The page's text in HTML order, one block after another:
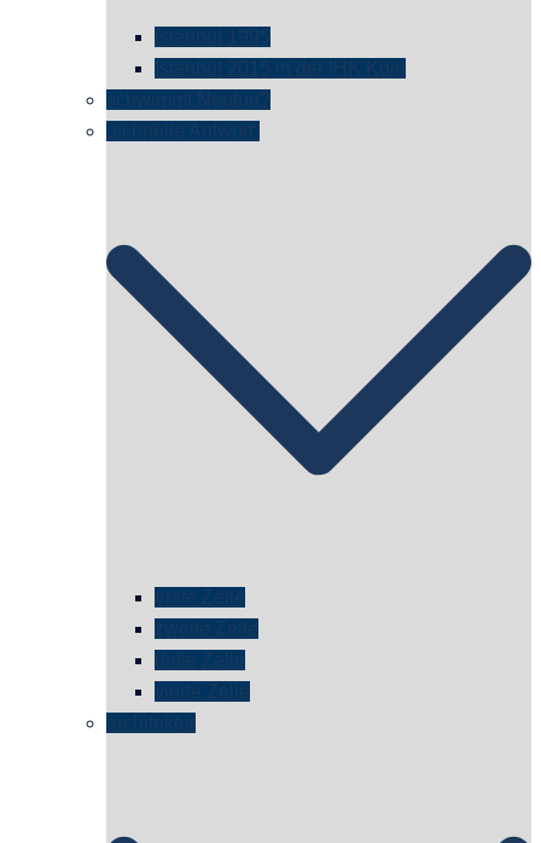
istanbul 1995
Istanbul 2015 in der IHK Köln
schwimmt Neptun?
„schnelle Antwort“
erste Zelle
zweite Zelle
dritte Zelle
vierte Zelle
architektur